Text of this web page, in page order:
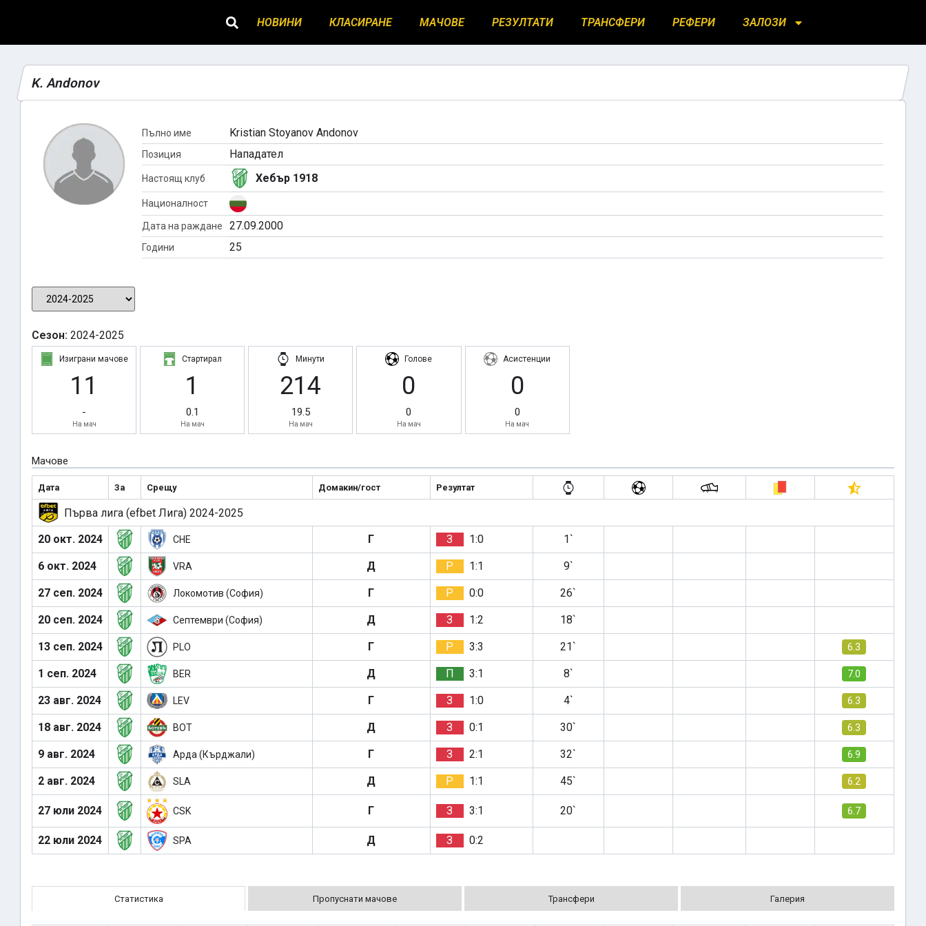
НОВИНИ КЛАСИРАНЕ МАЧОВЕ РЕЗУЛТАТИ ТРАНСФЕРИ РЕФЕРИ ЗАЛОЗИ
K. Andonov
Пълно име Kristian Stoyanov Andonov
Позиция Нападател
Настоящ клуб Хебър 1918
Националност
Дата на раждане 27.09.2000
Години 25
Сезон: 2024-2025
Изиграни мачове
11
-
На мач
Стартирал
1
0.1
На мач
Минути
214
19.5
На мач
Голове
0
0
На мач
Асистенции
0
0
На мач
Мачове
Дата За Срещу Домакин/гост Резултат
Първа лига (efbet Лига) 2024-2025
20 окт. 2024 CHE Г З 1:0 1`
6 окт. 2024 VRA Д Р 1:1 9`
27 сеп. 2024 Локомотив (София) Г Р 0:0 26`
20 сеп. 2024 Септември (София) Д З 1:2 18`
13 сеп. 2024 PLO Г Р 3:3 21` 6.3
1 сеп. 2024 BER Д П 3:1 8` 7.0
23 авг. 2024 LEV Г З 1:0 4` 6.3
18 авг. 2024 BOT Д З 0:1 30` 6.3
9 авг. 2024 Арда (Кърджали) Г З 2:1 32` 6.9
2 авг. 2024 SLA Д Р 1:1 45` 6.2
27 юли 2024 CSK Г З 3:1 20` 6.7
22 юли 2024 SPA Д З 0:2
Статистика Пропуснати мачове Трансфери Галерия